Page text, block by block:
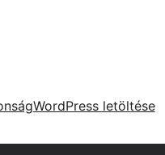
WordPress letöltése